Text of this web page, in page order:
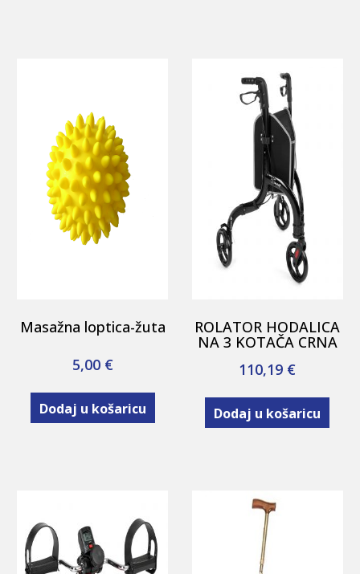
Masažna loptica-žuta
5,00 €
Dodaj u košaricu
ROLATOR HODALICA
NA 3 KOTAČA CRNA
110,19 €
Dodaj u košaricu